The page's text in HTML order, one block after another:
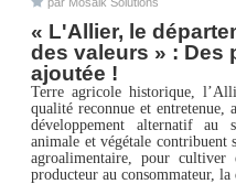
« L'Allier, le
des valeurs » : Des
ajoutée !
Terre agricole historique,
qualité reconnue et
développement alternatif au
animale et végétale contribuent
agroalimentaire, pour
producteur au consommateur,